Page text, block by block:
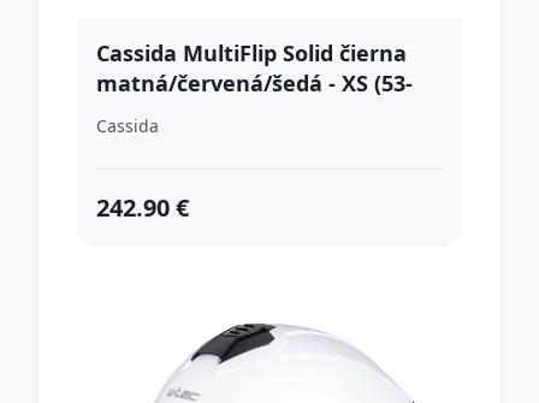
Cassida MultiFlip Solid čierna
matná/červená/šedá - XS (53-
54)
Cassida
242.90 €